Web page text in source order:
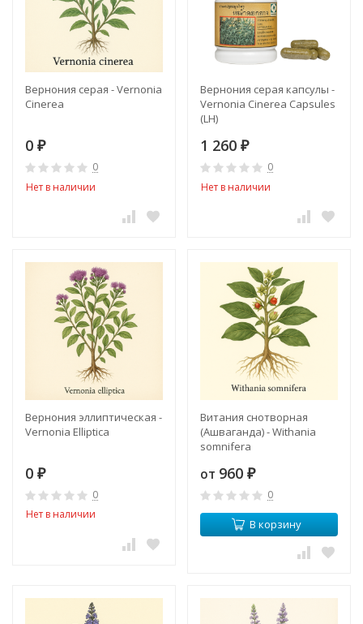
Вернония серая - Vernonia
Cinerea
0 ₽
0
Нет в наличии
Вернония серая капсулы -
Vernonia Сinerea Capsules
(LH)
1 260 ₽
0
Нет в наличии
Вернония эллиптическая -
Vernonia Elliptica
0 ₽
0
Нет в наличии
Витания снотворная
(Ашваганда) - Withania
somnifera
от 960 ₽
0
В корзину